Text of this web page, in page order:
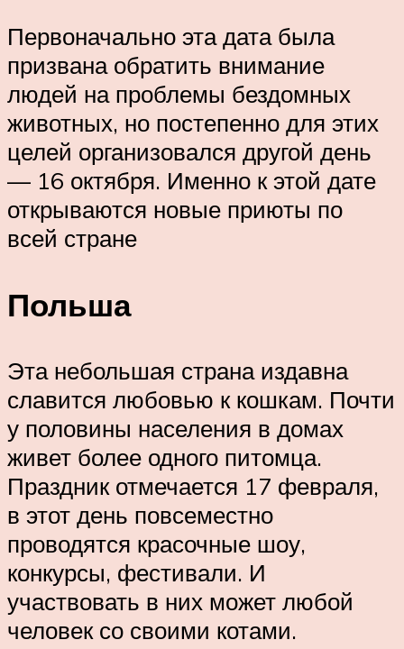
Первоначально эта дата была
призвана обратить внимание
людей на проблемы бездомных
животных, но постепенно для этих
целей организовался другой день
— 16 октября. Именно к этой дате
открываются новые приюты по
всей стране
Польша
Эта небольшая страна издавна
славится любовью к кошкам. Почти
у половины населения в домах
живет более одного питомца.
Праздник отмечается 17 февраля,
в этот день повсеместно
проводятся красочные шоу,
конкурсы, фестивали. И
участвовать в них может любой
человек со своими котами.